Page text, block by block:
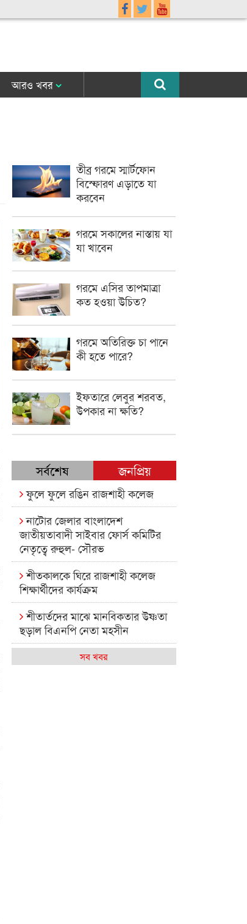
আরও খবর
তীব্র গরমে স্মার্টফোন
বিস্ফোরণ এড়াতে যা
করবেন
গরমে সকালের নাস্তায় যা
যা খাবেন
গরমে এসির তাপমাত্রা
কত হওয়া উচিত?
গরমে অতিরিক্ত চা পানে
কী হতে পারে?
ইফতারে লেবুর শরবত,
উপকার না ক্ষতি?
সর্বশেষ জনপ্রিয়
ফুলে ফুলে রঙিন রাজশাহী কলেজ
নাটোর জেলার বাংলাদেশ
জাতীয়তাবাদী সাইবার ফোর্স কমিটির
নেতৃত্বে রুহুল- সৌরভ
শীতকালকে ঘিরে রাজশাহী কলেজ
শিক্ষার্থীদের কার্যক্রম
শীতার্তদের মাঝে মানবিকতার উষ্ণতা
ছড়াল বিএনপি নেতা মহসীন
রাজশাহী কলেজের মিষ্টি বিকেল
সব খবর